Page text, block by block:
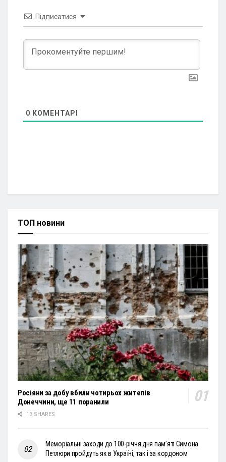
Підписатися
0 КОМЕНТАРІ
ТОП новини
Росіяни за добу вбили чотирьох жителів
Донеччини, ще 11 поранили
13 SHARES
Меморіальні заходи до 100-річчя дня пам’яті Симона
Петлюри пройдуть як в Україні, так і за кордоном